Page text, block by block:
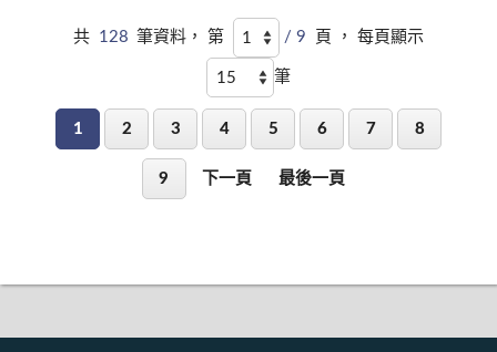
共 128 筆資料， 第 / 9 頁 ， 每頁顯示
筆
1 2 3 4 5 6 7 8
9 下一頁 最後一頁